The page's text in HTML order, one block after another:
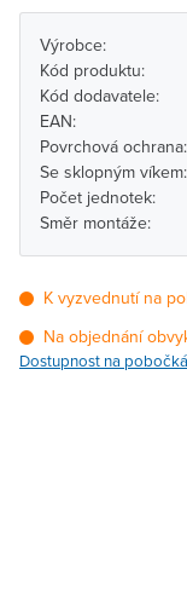
Výrobce:
Kód produktu:
Kód dodavatele:
EAN:
Povrchová ochrana:
Se sklopným víkem:
Počet jednotek:
Směr montáže:
K vyzvednutí na
Na objednání
Dostupnost na